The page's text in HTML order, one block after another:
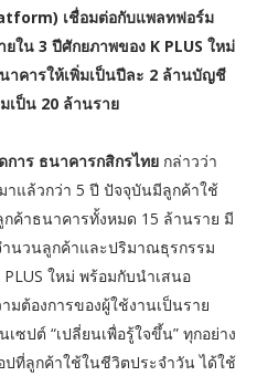
เชื่อมต่อกับแพลทฟอร์ม
ใน 3 ปีศักยภาพของ K PLUS ใหม่
าคารให้เพิ่มเป็นปีละ 2 ล้านบัญชี
เป็น 20 ล้านราย
าร ธนาคารกสิกรไทยกล่าวว่า
าแล้วกว่า 5 ปี ปัจจุบันมีลูกค้าใช้
กค้าธนาคารทั้งหมด 15 ล้านราย มี
ำนวนลูกค้าและปริมาณธุรกรรม
ใหม่ พร้อมกับนำเสนอ
ต้องการของผู้ใช้งานเป็นราย
ซปต์ “เปลี่ยนเพื่อรู้ใจขึ้น” ทุกอย่าง
ปที่ลูกค้าใช้ในชีวิตประจำวัน ได้ใช้